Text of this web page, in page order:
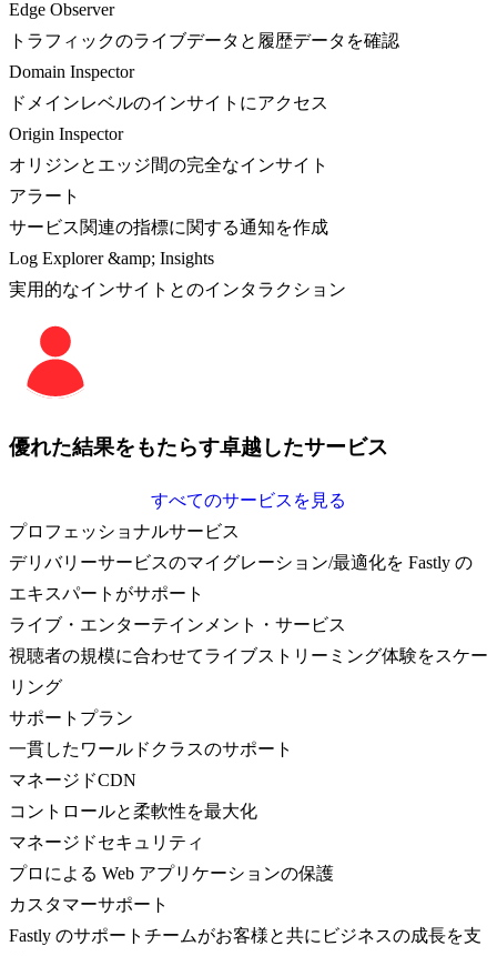
Edge Observer
トラフィックのライブデータと履歴データを確認
Domain Inspector
ドメインレベルのインサイトにアクセス
Origin Inspector
オリジンとエッジ間の完全なインサイト
アラート
サービス関連の指標に関する通知を作成
Log Explorer &amp; Insights
実用的なインサイトとのインタラクション
優れた結果をもたらす卓越したサービス
すべてのサービスを見る
プロフェッショナルサービス
デリバリーサービスのマイグレーション/最適化を Fastly の
エキスパートがサポート
ライブ・エンターテインメント・サービス
視聴者の規模に合わせてライブストリーミング体験をスケー
リング
サポートプラン
一貫したワールドクラスのサポート
マネージドCDN
コントロールと柔軟性を最大化
マネージドセキュリティ
プロによる Web アプリケーションの保護
カスタマーサポート
Fastly のサポートチームがお客様と共にビジネスの成長を支